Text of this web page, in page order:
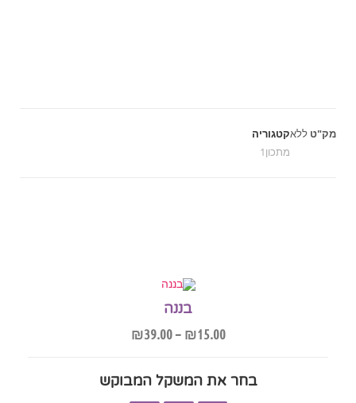
מק"ט ללאקטגוריה
מתכון1
בננה
₪15.00
–
₪39.00
בחר את המשקל המבוקש‎